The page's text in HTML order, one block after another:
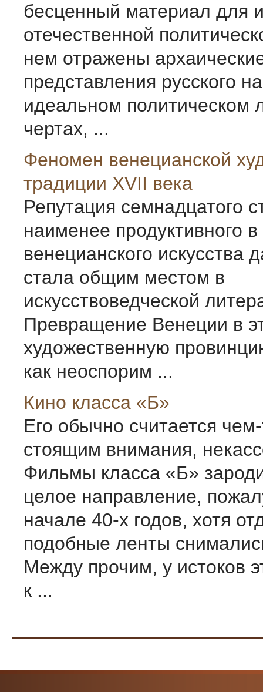
бесценный материал для
отечественной
нем отражены
представления русского
идеальном политическом
чертах, ...
Феномен венецианской
традиции XVII века
Репутация семнадцатого
наименее продуктивного
венецианского искусства
стала общим местом в
искусствоведческой
Превращение Венеции в
художественную
как неоспорим ...
Кино класса «Б»
Его обычно считается
стоящим внимания,
Фильмы класса «Б»
целое направление,
начале 40-х годов, хотя
подобные ленты
Между прочим, у истоков
к ...